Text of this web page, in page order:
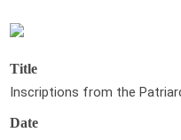
Title
Inscriptions from the
Date